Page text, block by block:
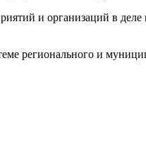
и организаций в деле
регионального и